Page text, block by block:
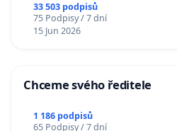
33 503 podpisů
75 Podpisy / 7 dní
15 Jun 2026
Chceme svého ředitele
1 186 podpisů
65 Podpisy / 7 dní